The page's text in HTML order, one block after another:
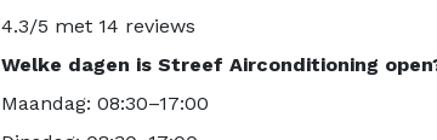
4.3/5 met 14 reviews
Welke dagen is Streef Airconditioning
Maandag: 08:30–17:00